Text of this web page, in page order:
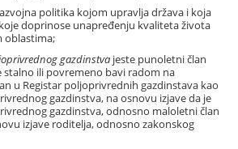
politika kojom upravlja država i koja
doprinose unapređenju kvaliteta života
oblastima;
gazdinstva jeste punoletni član
stalno ili povremeno bavi radom na
u Registar poljoprivrednih gazdinstava kao
gazdinstva, na osnovu izjave da je
gazdinstva, odnosno maloletni član
izjave roditelja, odnosno zakonskog